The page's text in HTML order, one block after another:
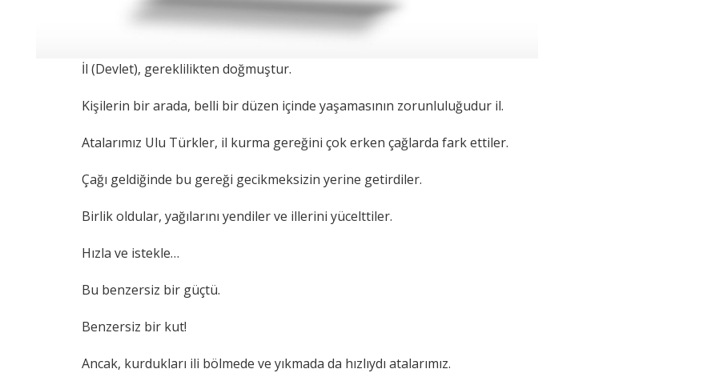
İl (Devlet), gereklilikten doğmuştur.
Kişilerin bir arada, belli bir düzen içinde yaşamasının zorunluluğudur il.
Atalarımız Ulu Türkler, il kurma gereğini çok erken çağlarda fark ettiler.
Çağı geldiğinde bu gereği gecikmeksizin yerine getirdiler.
Birlik oldular, yağılarını yendiler ve illerini yücelttiler.
Hızla ve istekle…
Bu benzersiz bir güçtü.
Benzersiz bir kut!
Ancak, kurdukları ili bölmede ve yıkmada da hızlıydı atalarımız.